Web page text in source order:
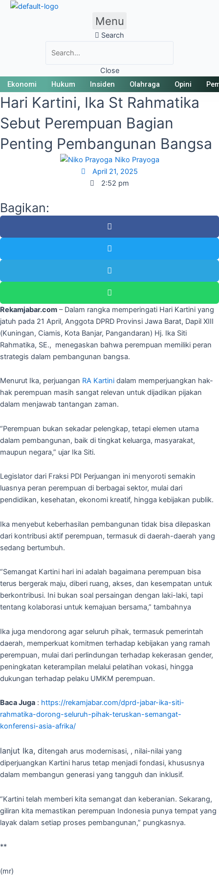
Skip
Menu
Search
Close
Ekonomi
Hukum Insiden Olahraga Opini
Hari Kartini, Ika St Rahmatika
Sebut Perempuan Bagian
Penting Pembangunan Bangsa
Niko Prayoga
April 21, 2025
2:52 pm
Bagikan:
Rekamjabar.com – Dalam rangka memperingati Hari Kartini yang
jatuh pada 21 April, Anggota DPRD Provinsi Jawa Barat, Dapil XIII
(Kuningan, Ciamis, Kota Banjar, Pangandaran) Hj. Ika Siti
Rahmatika, SE., menegaskan bahwa perempuan memiliki peran
strategis dalam pembangunan bangsa.
Menurut Ika, perjuangan RA Kartini dalam memperjuangkan hak-
hak perempuan masih sangat relevan untuk dijadikan pijakan
dalam menjawab tantangan zaman.
“Perempuan bukan sekadar pelengkap, tetapi elemen utama
dalam pembangunan, baik di tingkat keluarga, masyarakat,
maupun negara,” ujar Ika Siti.
Legislator dari Fraksi PDI Perjuangan ini menyoroti semakin
luasnya peran perempuan di berbagai sektor, mulai dari
pendidikan, kesehatan, ekonomi kreatif, hingga kebijakan publik.
Ika menyebut keberhasilan pembangunan tidak bisa dilepaskan
dari kontribusi aktif perempuan, termasuk di daerah-daerah yang
sedang bertumbuh.
“Semangat Kartini hari ini adalah bagaimana perempuan bisa
terus bergerak maju, diberi ruang, akses, dan kesempatan untuk
berkontribusi. Ini bukan soal persaingan dengan laki-laki, tapi
tentang kolaborasi untuk kemajuan bersama,” tambahnya
Ika juga mendorong agar seluruh pihak, termasuk pemerintah
daerah, memperkuat komitmen terhadap kebijakan yang ramah
perempuan, mulai dari perlindungan terhadap kekerasan gender,
peningkatan keterampilan melalui pelatihan vokasi, hingga
dukungan terhadap pelaku UMKM perempuan.
Baca Juga : https://rekamjabar.com/dprd-jabar-ika-siti-
rahmatika-dorong-seluruh-pihak-teruskan-semangat-
konferensi-asia-afrika/
lanjut Ika, ditengah arus modernisasi, , nilai-nilai yang
diperjuangkan Kartini harus tetap menjadi fondasi, khususnya
dalam membangun generasi yang tangguh dan inklusif.
“Kartini telah memberi kita semangat dan keberanian. Sekarang,
giliran kita memastikan perempuan Indonesia punya tempat yang
layak dalam setiap proses pembangunan,” pungkasnya.
**
(mr)